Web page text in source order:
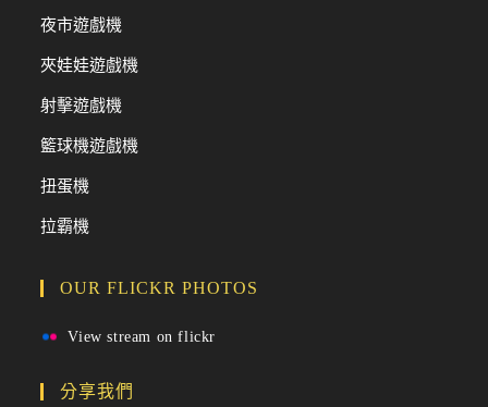
夜市遊戲機
夾娃娃遊戲機
射擊遊戲機
籃球機遊戲機
扭蛋機
拉霸機
OUR FLICKR PHOTOS
View stream on flickr
分享我們